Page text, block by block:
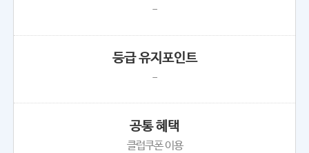
-
등급 유지포인트
-
공통 혜택
클럽쿠폰 이용